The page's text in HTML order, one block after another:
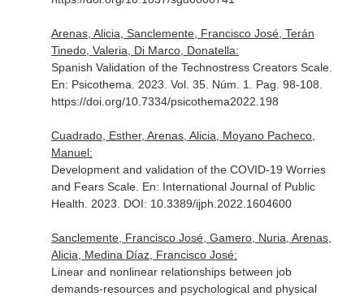
Arenas, Alicia, Sanclemente, Francisco José, Terán
Tinedo, Valeria, Di Marco, Donatella:
Spanish Validation of the Technostress Creators Scale.
En: Psicothema . 2023. Vol. 35. Núm. 1. Pag. 98-108.
https://doi.org/10.7334/psicothema2022.198
Cuadrado, Esther, Arenas, Alicia, Moyano Pacheco,
Manuel:
Development and validation of the COVID-19 Worries
and Fears Scale. En: International Journal of Public
Health . 2023. DOI: 10.3389/ijph.2022.1604600
Sanclemente, Francisco José, Gamero, Nuria, Arenas,
Alicia, Medina Díaz, Francisco José:
Linear and nonlinear relationships between job
demands-resources and psychological and physical